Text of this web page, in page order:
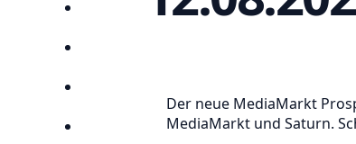
Angebote
Lieblingsprospekte
Der neue MediaMarkt
MediaMarkt und Saturn.